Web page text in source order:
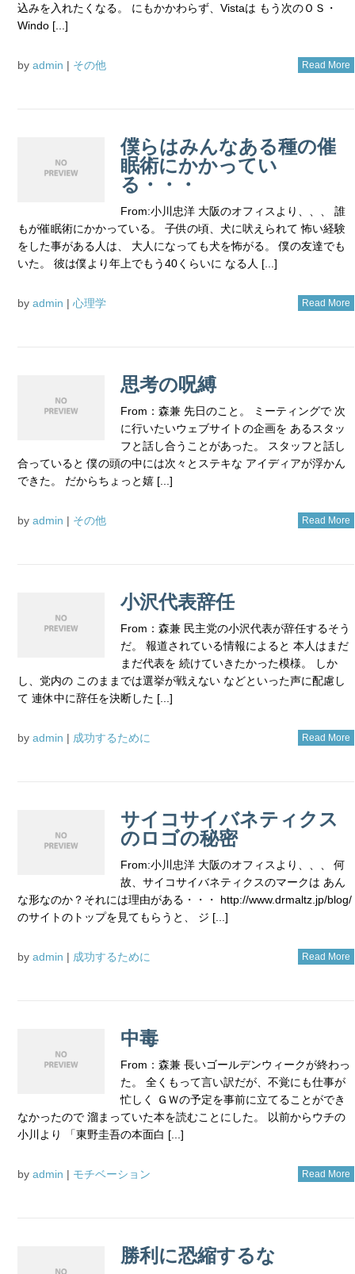
込みを入れたくなる。 にもかかわらず、Vistaは もう次のＯＳ・
Windo [...]
by admin | その他 Read More
僕らはみんなある種の催
眠術にかかってい
る・・・
From:小川忠洋 大阪のオフィスより、、、 誰
もが催眠術にかかっている。 子供の頃、犬に吠えられて 怖い経験
をした事がある人は、 大人になっても犬を怖がる。 僕の友達でも
いた。 彼は僕より年上でもう40くらいに なる人 [...]
by admin | 心理学 Read More
思考の呪縛
From：森兼 先日のこと。 ミーティングで 次
に行いたいウェブサイトの企画を あるスタッ
フと話し合うことがあった。 スタッフと話し
合っていると 僕の頭の中には次々とステキな アイディアが浮かん
できた。 だからちょっと嬉 [...]
by admin | その他 Read More
小沢代表辞任
From：森兼 民主党の小沢代表が辞任するそう
だ。 報道されている情報によると 本人はまだ
まだ代表を 続けていきたかった模様。 しか
し、党内の このままでは選挙が戦えない などといった声に配慮し
て 連休中に辞任を決断した [...]
by admin | 成功するために Read More
サイコサイバネティクス
のロゴの秘密
From:小川忠洋 大阪のオフィスより、、、 何
故、サイコサイバネティクスのマークは あん
な形なのか？それには理由がある・・・ http://www.drmaltz.jp/blog/
のサイトのトップを見てもらうと、 ジ [...]
by admin | 成功するために Read More
中毒
From：森兼 長いゴールデンウィークが終わっ
た。 全くもって言い訳だが、不覚にも仕事が
忙しく ＧＷの予定を事前に立てることができ
なかったので 溜まっていた本を読むことにした。 以前からウチの
小川より 「東野圭吾の本面白 [...]
by admin | モチベーション Read More
勝利に恐縮するな